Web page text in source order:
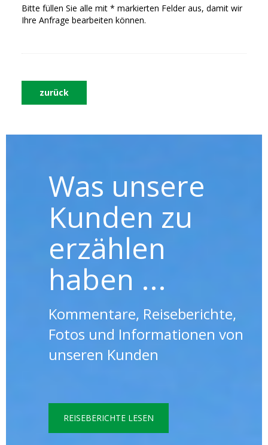
Bitte füllen Sie alle mit * markierten Felder aus, damit wir
Ihre Anfrage bearbeiten können.
zurück
Was unsere
Kunden zu
erzählen
haben ...
Kommentare, Reiseberichte,
Fotos und Informationen von
unseren Kunden
REISEBERICHTE LESEN